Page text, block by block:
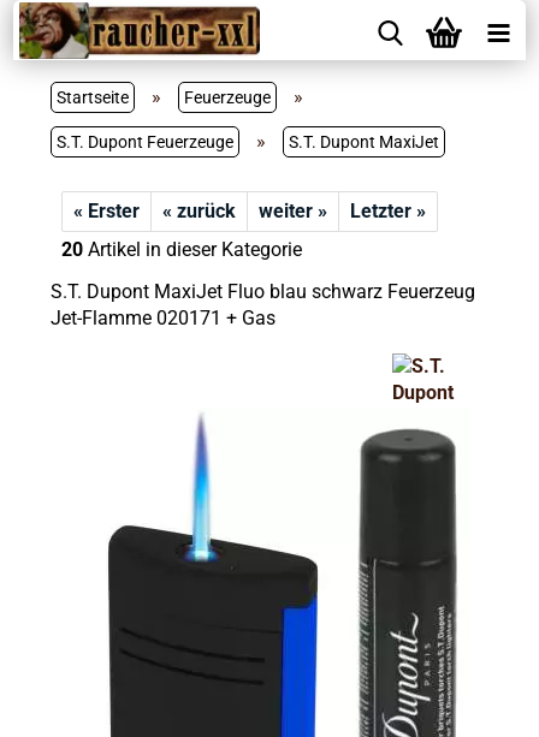
Startseite » Feuerzeuge »
S.T. Dupont Feuerzeuge » S.T. Dupont MaxiJet
« Erster « zurück weiter »
Letzter »
20Artikel in dieser Kategorie
S.T. Dupont MaxiJet Fluo blau schwarz Feuerzeug
Jet-Flamme 020171 + Gas